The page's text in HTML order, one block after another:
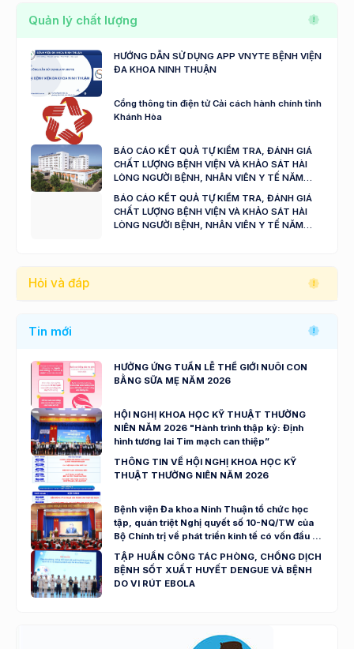
Quản lý chất lượng
HƯỚNG DẪN SỬ DỤNG APP VNYTE BỆNH VIỆN
ĐA KHOA NINH THUẬN
Cổng thông tin điện tử Cải cách hành chính tỉnh
Khánh Hòa
BÁO CÁO KẾT QUẢ TỰ KIỂM TRA, ĐÁNH GIÁ
CHẤT LƯỢNG BỆNH VIỆN VÀ KHẢO SÁT HÀI
LÒNG NGƯỜI BỆNH, NHÂN VIÊN Y TẾ NĂM
2024 - 2025
BÁO CÁO KẾT QUẢ TỰ KIỂM TRA, ĐÁNH GIÁ
CHẤT LƯỢNG BỆNH VIỆN VÀ KHẢO SÁT HÀI
LÒNG NGƯỜI BỆNH, NHÂN VIÊN Y TẾ NĂM
Hỏi và đáp
Tin mới
HƯỞNG ỨNG TUẦN LỄ THẾ GIỚI NUÔI CON
BẰNG SỮA MẸ NĂM 2026
HỘI NGHỊ KHOA HỌC KỸ THUẬT THƯỜNG
NIÊN NĂM 2026 "Hành trình thập kỷ: Định
hình tương lai Tim mạch can thiệp”
THÔNG TIN VỀ HỘI NGHỊ KHOA HỌC KỸ
THUẬT THƯỜNG NIÊN NĂM 2026
Bệnh viện Đa khoa Ninh Thuận tổ chức học
tập, quán triệt Nghị quyết số 10-NQ/TW của
Bộ Chính trị về phát triển kinh tế có vốn đầu tư
nước ngoài
TẬP HUẤN CÔNG TÁC PHÒNG, CHỐNG DỊCH
BỆNH SỐT XUẤT HUYẾT DENGUE VÀ BỆNH
DO VI RÚT EBOLA